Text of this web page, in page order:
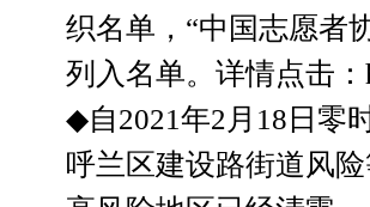
织名单，“中国志愿者
列入名单。详情点击：
◆自2021年2月18日零
呼兰区建设路街道风